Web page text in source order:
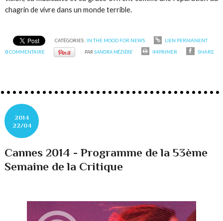
chagrin de vivre dans un monde terrible.
CATÉGORIES : IN THE MOOD FOR NEWS
LIEN PERMANENT
0COMMENTAIRE PARSANDRA MÉZIÈRE IMPRIMER SHARE
2014
22/04
Cannes 2014 - Programme de la 53ème
Semaine de la Critique